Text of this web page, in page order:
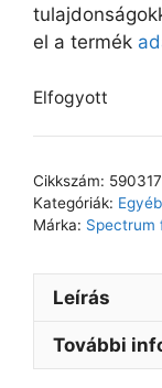
el a termék
Elfogyott
Cikkszám:
Kategóriák:
Márka: Spectrum
Leírás
További